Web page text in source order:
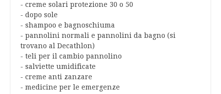
- creme solari protezione 30 o 50
- dopo sole
- shampoo e bagnoschiuma
- pannolini normali e pannolini da bagno (si
trovano al Decathlon)
- teli per il cambio pannolino
- salviette umidificate
- creme anti zanzare
- medicine per le emergenze